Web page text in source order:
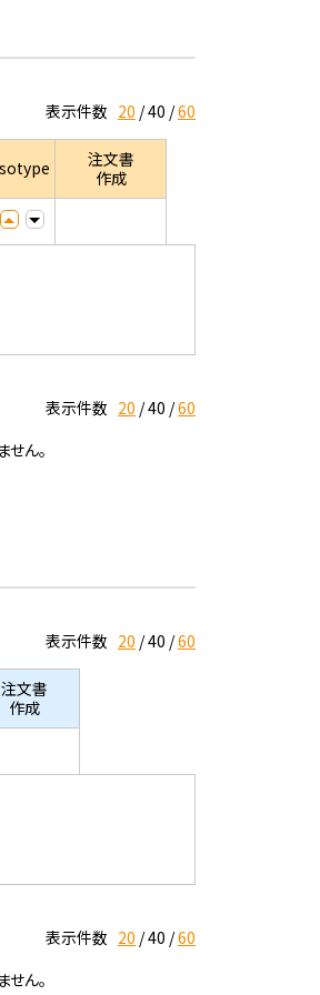
表示件数 20 40 60
注文書
作成
表示件数 20 40 60
ん。
表示件数 20 40 60
注文書
作成
表示件数 20 40 60
ん。